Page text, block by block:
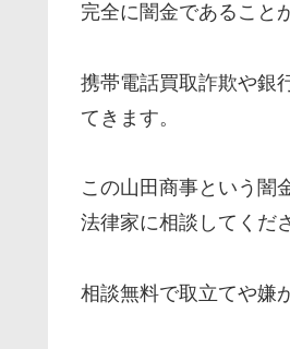
完全に闇金であること
携帯電話買取詐欺や銀
てきます。
この山田商事という闇
法律家に相談してくだ
相談無料で取立てや嫌